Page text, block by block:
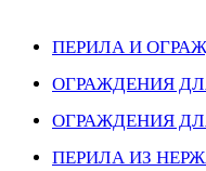
ПЕРИЛА И
ОГРАЖДЕНИЯ
ОГРАЖДЕНИЯ
ПЕРИЛА ИЗ